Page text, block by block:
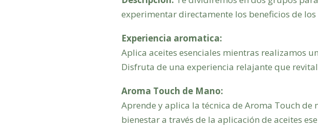
experimentar directamente los beneficios de los
Experiencia aromatica:
Aplica aceites esenciales mientras realizamos
Disfruta de una experiencia relajante que
Aroma Touch de Mano:
Aprende y aplica la técnica de Aroma Touch
bienestar a través de la aplicación de aceites